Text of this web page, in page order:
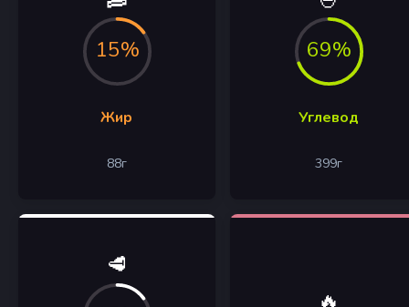
15%
Жир
88г
69%
Углевод
399г
🥩